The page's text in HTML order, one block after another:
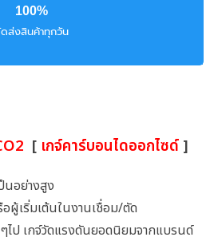
100%
ส่งสินค้าทุกวัน
[ เกจ์คาร์บอนไดออกไซด์ ]
นอย่างสูง
ผู้เริ่มเต้นในงานเชื่อม/ตัด
ๆไป เกจ์วัดแรงดันยอดนิยมจากแบรนด์